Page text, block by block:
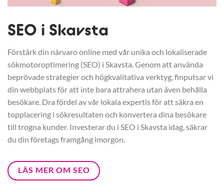
SEO i Skavsta
Förstärk din närvaro online med vår unika och lokaliserade
sökmotoroptimering (SEO) i Skavsta. Genom att använda
beprövade strategier och högkvalitativa verktyg, finputsar vi
din webbplats för att inte bara attrahera utan även behålla
besökare. Dra fördel av vår lokala expertis för att säkra en
topplacering i sökresultaten och konvertera dina besökare
till trogna kunder. Investerar du i SEO i Skavsta idag, säkrar
du din företags framgång imorgon.
LÄS MER OM SEO